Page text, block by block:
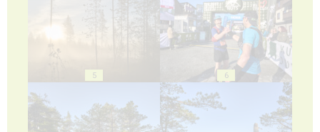
5 6